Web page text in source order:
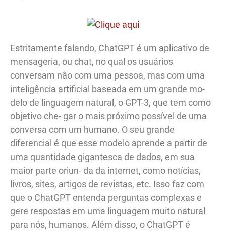
Estritamente falando, ChatGPT é um aplicativo de
mensageria, ou chat, no qual os usuários
conversam não com uma pessoa, mas com uma
inteligência artificial baseada em um grande mo-
delo de linguagem natural, o GPT-3, que tem como
objetivo che- gar o mais próximo possível de uma
conversa com um humano. O seu grande
diferencial é que esse modelo aprende a partir de
uma quantidade gigantesca de dados, em sua
maior parte oriun- da da internet, como notícias,
livros, sites, artigos de revistas, etc. Isso faz com
que o ChatGPT entenda perguntas complexas e
gere respostas em uma linguagem muito natural
para nós, humanos. Além disso, o ChatGPT é